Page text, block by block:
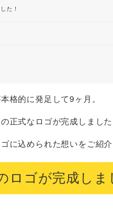
た！
格的に発足して9ヶ月。
正式なロゴが完成しました
に込められた想いをご紹
ロゴが完成しま